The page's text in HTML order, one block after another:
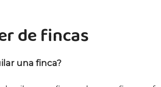
de fincas
una finca?